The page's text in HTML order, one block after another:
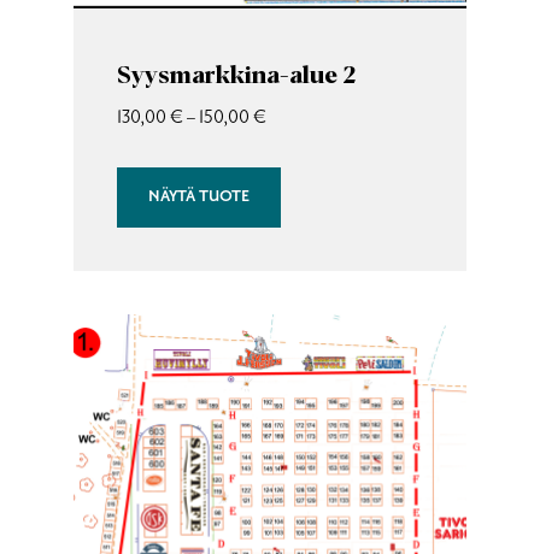
Syysmarkkina-alue 2
130,00€–150,00€Hintaluokka:
NÄYTÄ TUOTE
Tällä
tuotteella
useampi
muunnelma.
Voit
tehdä